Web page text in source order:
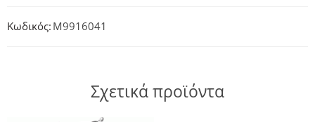
Κωδικός: M9916041
Σχετικά προϊόντα